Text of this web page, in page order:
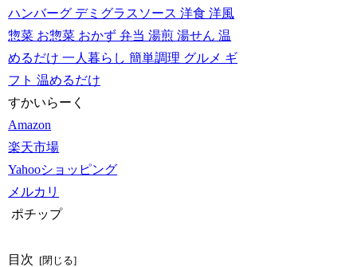
ハンバーグ デミグラスソース 洋食 洋風
惣菜 お惣菜 おかず 弁当 湯煎 湯せん 温
めるだけ 一人暮らし 簡単調理 グルメ ギ
フト 温めるだけ
すかいらーく
Amazon
楽天市場
Yahooショッピング
メルカリ
ポチップ
目次